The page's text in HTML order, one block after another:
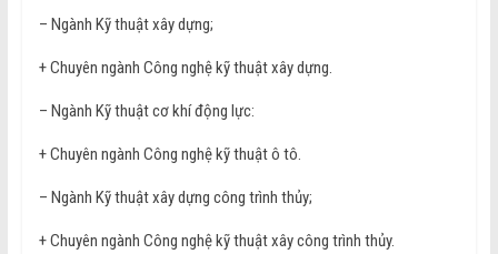
– Ngành Kỹ thuật xây dựng;
+ Chuyên ngành Công nghệ kỹ thuật xây dựng.
– Ngành Kỹ thuật cơ khí động lực:
+ Chuyên ngành Công nghệ kỹ thuật ô tô.
– Ngành Kỹ thuật xây dựng công trình thủy;
+ Chuyên ngành Công nghệ kỹ thuật xây công trình thủy.